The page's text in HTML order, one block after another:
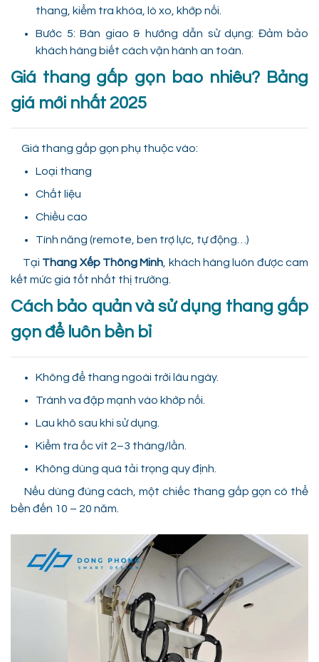
thang, kiểm tra khóa, lò xo, khớp nối.
Bước 5: Bàn giao & hướng dẫn sử dụng: Đảm bảo
khách hàng biết cách vận hành an toàn.
Giá thang gấp gọn bao nhiêu? Bảng
giá mới nhất 2025
Giá thang gấp gọn phụ thuộc vào:
Loại thang
Chất liệu
Chiều cao
Tính năng (remote, ben trợ lực, tự động…)
Tại Thang Xếp Thông Minh , khách hàng luôn được cam
kết mức giá tốt nhất thị trường.
Cách bảo quản và sử dụng thang gấp
gọn để luôn bền bỉ
Không để thang ngoài trời lâu ngày.
Tránh va đập mạnh vào khớp nối.
Lau khô sau khi sử dụng.
Kiểm tra ốc vít 2–3 tháng/lần.
Không dùng quá tải trọng quy định.
Nếu dùng đúng cách, một chiếc thang gấp gọn có thể
bền đến 10 – 20 năm.